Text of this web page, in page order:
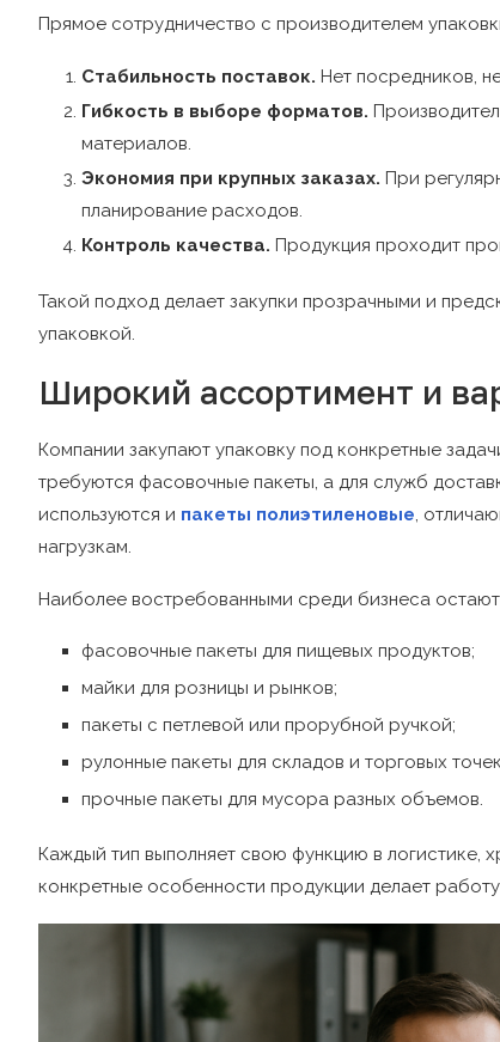
Прямое сотрудничество с производителем
Стабильность поставок. Нет посредников,
Гибкость в выборе форматов.
материалов.
Экономия при крупных заказах. При
планирование расходов.
Контроль качества. Продукция проходит
Такой подход делает закупки прозрачными и
упаковкой.
Широкий ассортимент и
Компании закупают упаковку под конкретные
требуются фасовочные пакеты, а для служб
используются и пакеты полиэтиленовые,
нагрузкам.
Наиболее востребованными среди бизнеса
фасовочные пакеты для пищевых продуктов;
майки для розницы и рынков;
пакеты с петлевой или прорубной ручкой;
рулонные пакеты для складов и торговых
прочные пакеты для мусора разных объемов.
Каждый тип выполняет свою функцию в логистике,
конкретные особенности продукции делает